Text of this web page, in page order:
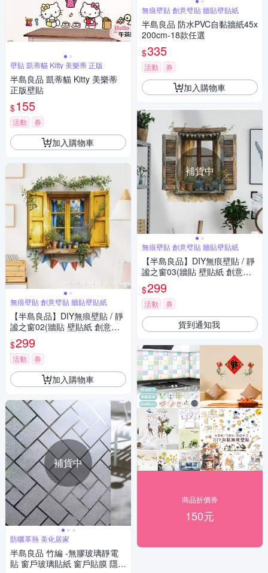
壁貼 凱蒂貓 Kitty 美樂蒂 正版
半島良品 凱蒂貓 Kitty 美樂蒂
正版壁貼
$155
活動 券
加入購物車
無痕壁貼 創意璧貼 牆貼壁貼紙
【半島良品】DIY無痕壁貼 / 靜
謐之窗02(牆貼 壁貼紙 創意璧
貼)
$299
活動 券
加入購物車
補貨中
防曬革熱 美化居家
半島良品 竹編 -無膠玻璃靜電
貼 窗戶玻璃貼紙 窗戶貼膜 隱私
無痕壁貼 創意璧貼 牆貼壁貼紙
半島良品 防水PVC自黏牆紙45x
200cm-18款任選
$335
活動 券
加入購物車
補貨中
無痕壁貼 創意璧貼 牆貼壁貼紙
【半島良品】DIY無痕壁貼 / 靜
謐之窗03(牆貼 壁貼紙 創意璧
貼)
$299
活動 券
貨到通知我
商品折價券
150元